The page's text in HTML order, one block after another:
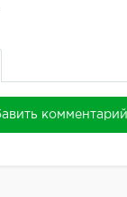
комментарий